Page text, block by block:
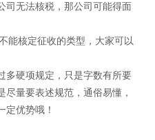
司无法核税，那公司可能得面
核定征收的类型，大家可以
硬项规定，只是字数有所要
量要表述规范，通俗易懂，
定优势哦！